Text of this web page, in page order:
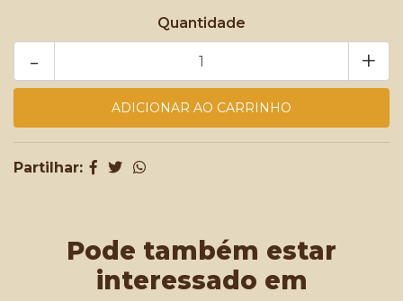
Quantidade
+
-
Partilhar:
Pode também estar
interessado em